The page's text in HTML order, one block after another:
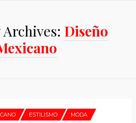
Diseño
ESTILISMO MODA